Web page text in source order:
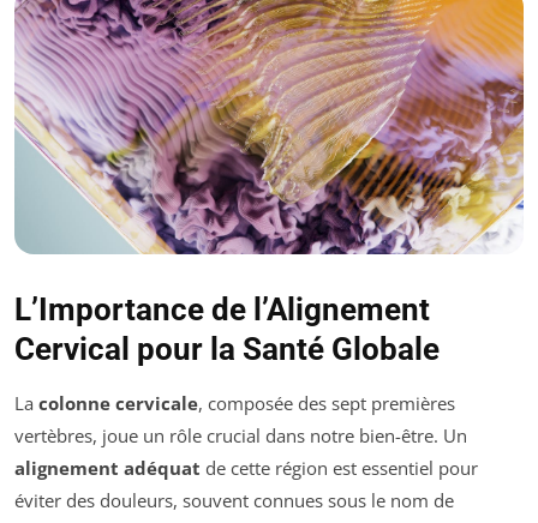
L’Importance de l’Alignement
Cervical pour la Santé Globale
La colonne cervicale, composée des sept premières
vertèbres, joue un rôle crucial dans notre bien-être. Un
alignement adéquat de cette région est essentiel pour
éviter des douleurs, souvent connues sous le nom de